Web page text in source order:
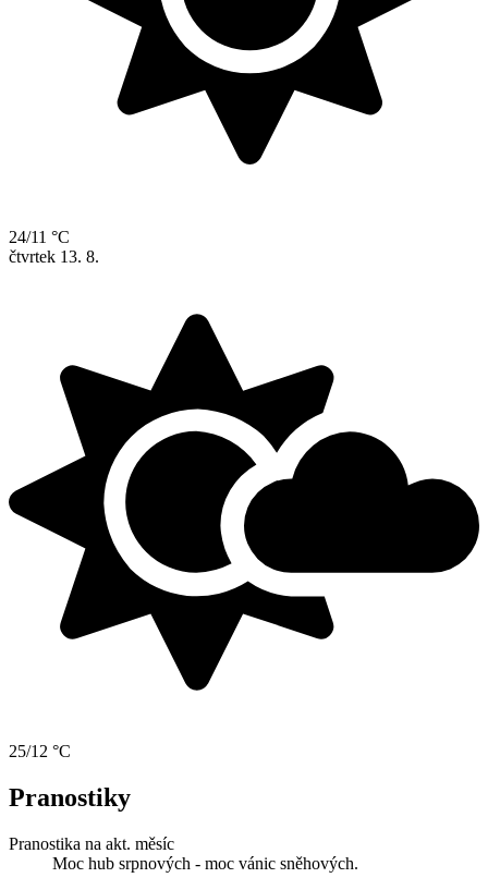
24/11 °C
čtvrtek 13. 8.
25/12 °C
Pranostiky
Pranostika na akt. měsíc
Moc hub srpnových - moc vánic sněhových.